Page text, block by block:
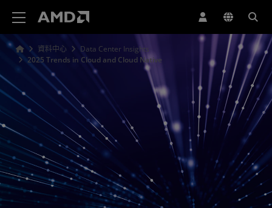
資料中心
Data Center Insights
2025 Trends in Cloud and Cloud Native